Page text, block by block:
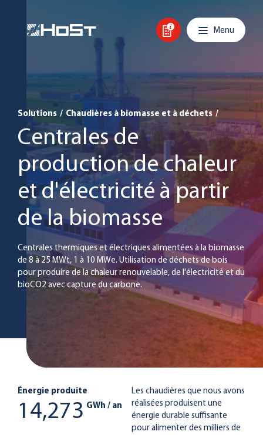
Main navigation
Menu
Solutions / Chaudières à biomasse et à déchets /
Centrales de
production de chaleur
et d'électricité à partir
de la biomasse
Centrales thermiques et électriques alimentées à la biomasse
de 8 à 25 MWt, 1 à 10 MWe. Utilisation de déchets de bois
pour produire de la chaleur renouvelable, de l'électricité et du
bioCO2 avec capture du carbone.
Énergie produite
14,273 GWh / an
Les chaudières que nous avons
réalisées produisent une
énergie durable suffisante
pour alimenter des milliers de